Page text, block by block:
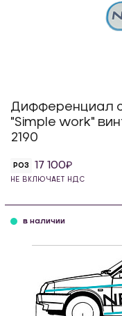
Дифференциал
"Simple work"
2190
РОЗ 17 100
НЕ ВКЛЮЧАЕТ НДС
в наличии